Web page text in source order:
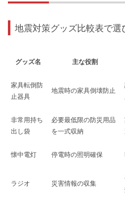
地震対策グッズ比較表で選
グッズ名 主な役割
家具転倒防
止器具
地震時の家具倒壊防止
非常用持ち
出し袋
必要最低限の防災用品
を一式収納
懐中電灯 停電時の照明確保
ラジオ 災害情報の収集